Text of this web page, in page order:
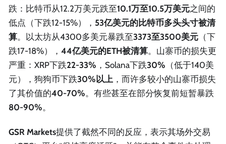
跌：比特币从12.2万美元跌至10.1万至10.5万美元之间的
低点（下跌12-15%）， 53亿美元的比特币多头头寸被清
算。以太坊从4300多美元暴跌至3373至3500美元 （下
跌17-18%）， 44亿美元的ETH被清算。山寨币的损失更
严重：XRP下跌22-33% ，Solana下跌30% （低于140美
元），狗狗币下跌30%以上 ，而许多较小的山寨币损失
了其价值的40-70%。有些甚至在部分恢复前短暂暴跌
80-90%。
GSR Markets提供了截然不同的反应，表示其场外交易